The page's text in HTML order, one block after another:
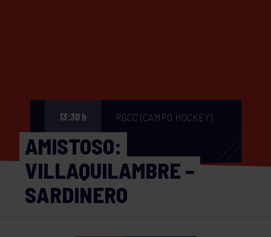
13:30 h RGCC (CAMPO HOCKEY)
AMISTOSO:
VILLAQUILAMBRE –
SARDINERO